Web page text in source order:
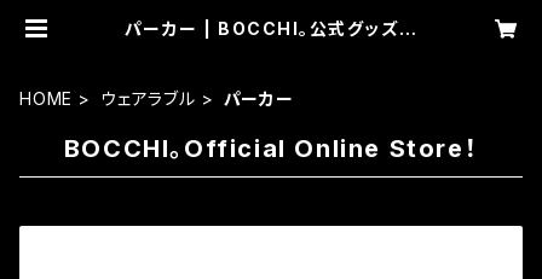
パーカー | BOCCHI。公式グッズ通
HOME ウェアラブル パーカー
BOCCHI。Official Online Store！